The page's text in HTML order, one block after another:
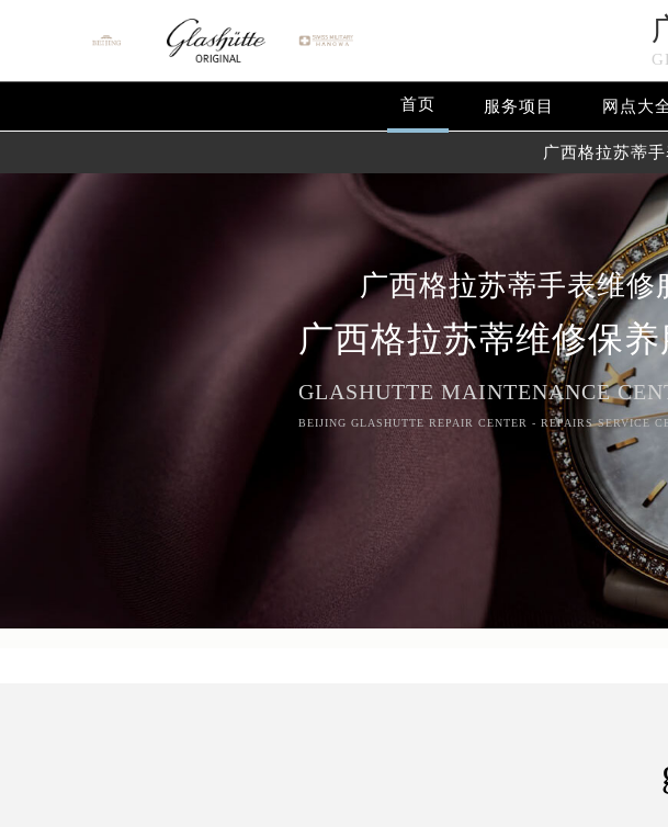
首页 服务项目 网点大
广西格拉苏蒂
广西格拉苏蒂手表维修
广西格拉苏蒂维修保
GLASHUTTE MAINTENANCE
BEIJING GLASHUTTE REPAIR CENTER - REPAIRS SERVICE